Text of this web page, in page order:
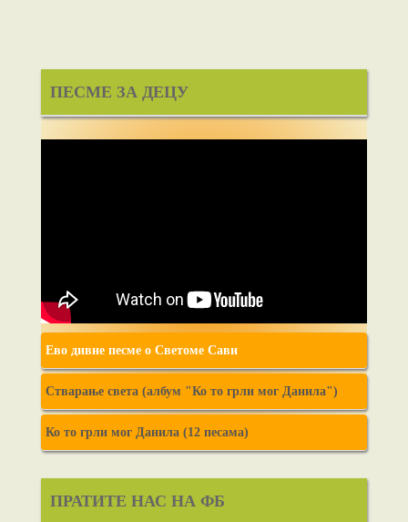
ПЕСМЕ ЗА ДЕЦУ
Ево дивне песме о Светоме Сави
Стварање света (албум "Ко то грли мог Данила")
Ко то грли мог Данила (12 песама)
ПРАТИТЕ НАС НА ФБ